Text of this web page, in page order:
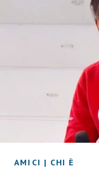
AMICI | CHI È